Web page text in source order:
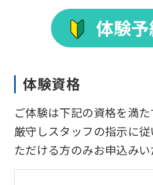
体験
体験資格
ご体験は下記の資格を満
厳守しスタッフの指示に
ただける方のみお申込みい
into